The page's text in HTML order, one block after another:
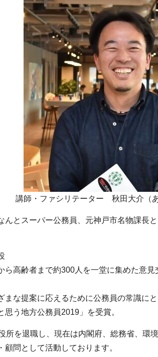
講師・ファシリテーター 秋田大介（
んとスーパー公務員、元神戸市名物課長
ら高齢者まで約300人を一堂に集めた意
まな提案に応えるために公務員の常識に
う地方公務員2019」を受賞。
所を退職し、現在は内閣府、総務省、環
問として活動しております。